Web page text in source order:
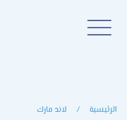
الرئيسية / لاند مارك